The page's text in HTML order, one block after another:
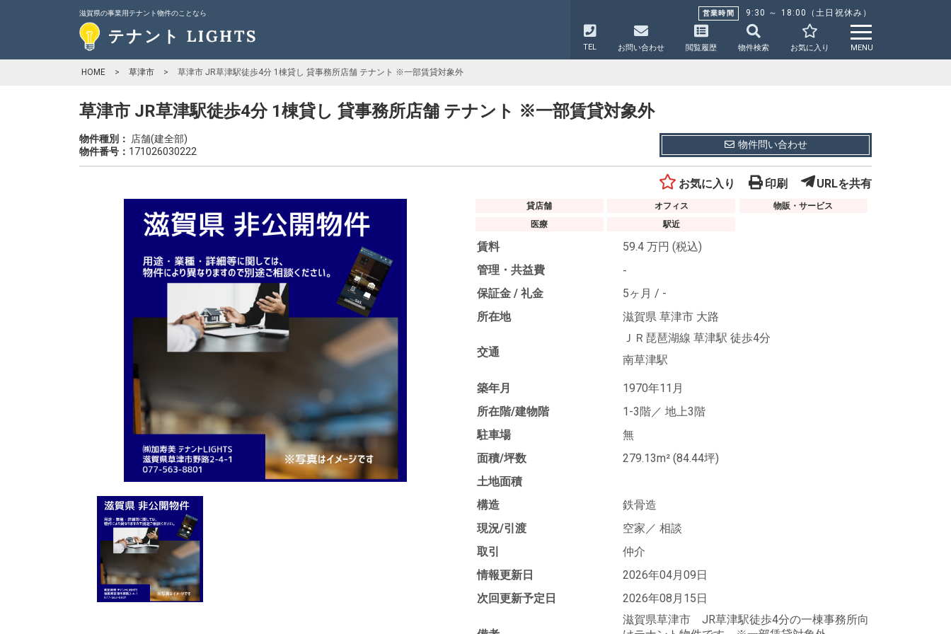
滋賀県の事業用テナント物件のことなら 営業時間 9:30 ～ 18:00（土日祝休み）
TEL お問い合わせ 閲覧履歴 物件検索 お気に入り MENU
HOME > 草津市 > 草津市 JR草津駅徒歩4分 1棟貸し 貸事務所店舗 テナント ※一部賃貸対象外
草津市 JR草津駅徒歩4分 1棟貸し 貸事務所店舗 テナント ※一部賃貸対象外
物件種別：
店舗(建全部)
物件番号： 171026030222
物件問い合わせ
お気に入り 印刷 URLを共有
貸店舗 オフィス
物販・サービス
医療
駅近
賃料 59.4 万円 (税込)
管理・共益費
-
保証金 / 礼金
5ヶ月 / -
所在地
滋賀県 草津市 大路
交通
ＪＲ琵琶湖線 草津駅 徒歩4分
南草津駅
築年月
1970年11月
所在階/建物階
1-3階／ 地上3階
駐車場
無
面積/坪数
279.13m² (84.44坪)
土地面積
構造
鉄骨造
現況/引渡
空家／ 相談
取引
仲介
情報更新日
2026年04月09日
次回更新予定日
2026年08月15日
滋賀県草津市 JR草津駅徒歩4分の一棟事務所向